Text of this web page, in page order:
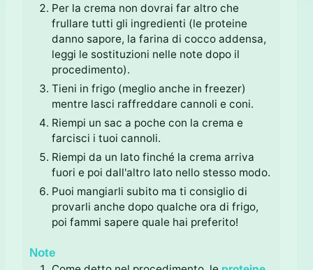
Per la crema non dovrai far altro che
frullare tutti gli ingredienti (le proteine
danno sapore, la farina di cocco addensa,
leggi le sostituzioni nelle note dopo il
procedimento).
Tieni in frigo (meglio anche in freezer)
mentre lasci raffreddare cannoli e coni.
Riempi un sac a poche con la crema e
farcisci i tuoi cannoli.
Riempi da un lato finché la crema arriva
fuori e poi dall'altro lato nello stesso modo.
Puoi mangiarli subito ma ti consiglio di
provarli anche dopo qualche ora di frigo,
poi fammi sapere quale hai preferito!
Note